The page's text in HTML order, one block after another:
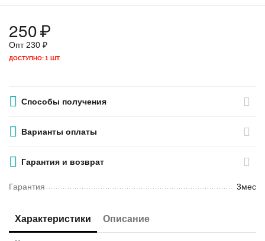
250₽
Опт 230 ₽
ДОСТУПНО:1 ШТ.
Способы получения
Варианты оплаты
Гарантия и возврат
Гарантия 3мес
Характеристики Описание